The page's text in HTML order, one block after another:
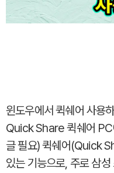
윈도우에서 퀵쉐어 사용
Quick Share 퀵쉐어 PC
글 필요) 퀵쉐어(Quick
있는 기능으로, 주로 삼